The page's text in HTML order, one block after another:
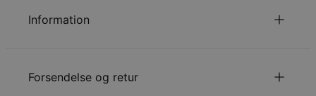
indtastet, så tjek omhyggeligt for stavefejl og store og
Du er velkommen til at
hvis du har spørgsmål
Information
Udmålinger
29.97mm x 3.81mm
Forsendelse og retur